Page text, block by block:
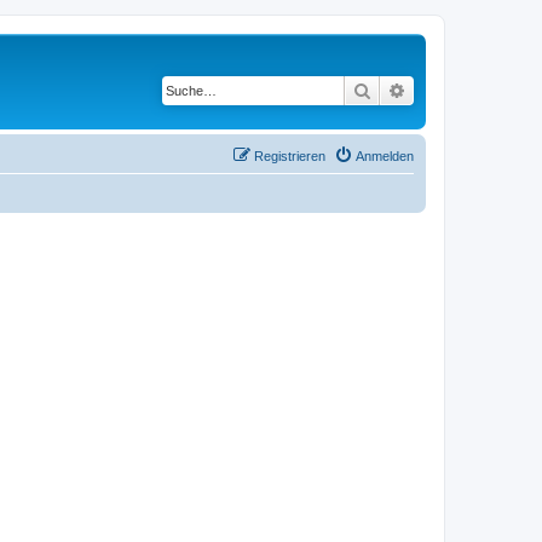
Suche
Anmelden
Registrieren